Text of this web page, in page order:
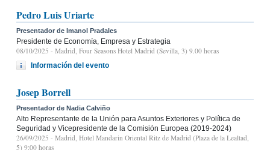
Pedro Luis Uriarte
Presentador de Imanol Pradales
Presidente de Economía, Empresa y Estrategia
08/10/2025 - Madrid, Four Seasons Hotel Madrid (Sevilla, 3) 9.00 horas
Información del evento
Josep Borrell
Presentador de Nadia Calviño
Alto Representante de la Unión para Asuntos Exteriores y Política de
Seguridad y Vicepresidente de la Comisión Europea (2019-2024)
26/09/2025 - Madrid, Hotel Mandarin Oriental Ritz de Madrid (Plaza de la Lealtad,
5) 9:00 horas